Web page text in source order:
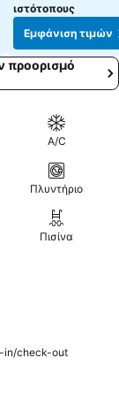
ιστότοπους
Εμφάνιση τιμών
προορισμό
A/C
Πλυντήριο
Πισίνα
in/check-out